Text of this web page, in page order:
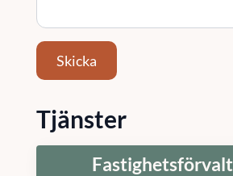
Skicka
Tjänster